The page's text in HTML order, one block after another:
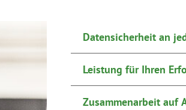
Datensicherheit an
Leistung für Ihren
Zusammenarbeit auf